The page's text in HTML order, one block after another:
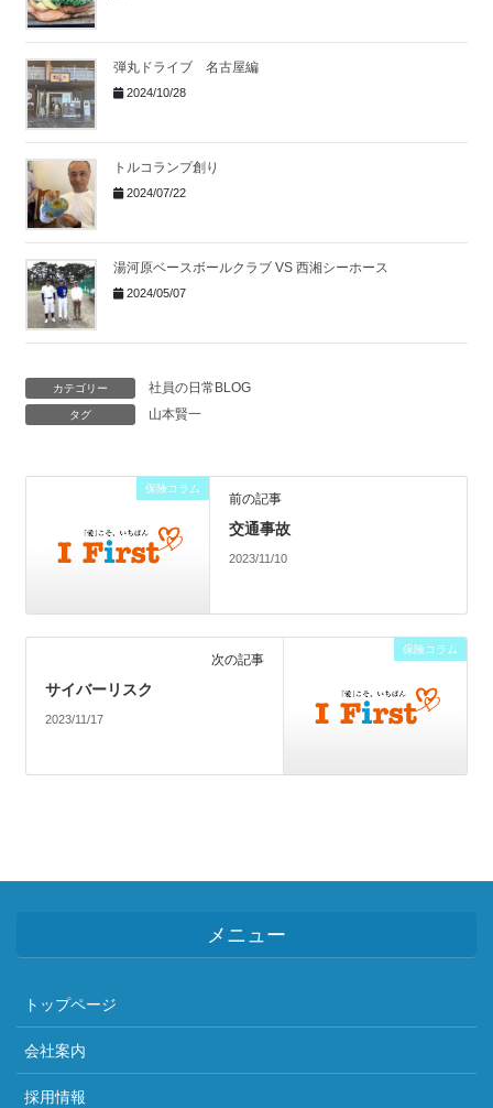
弾丸ドライブ 名古屋編
2024/10/28
トルコランプ創り
2024/07/22
湯河原ベースボールクラブ VS 西湘シーホース
2024/05/07
カテゴリー 社員の日常BLOG
タグ 山本賢一
保険コラム
前の記事
交通事故
2023/11/10
保険コラム
次の記事
サイバーリスク
2023/11/17
メニュー
トップページ
会社案内
採用情報